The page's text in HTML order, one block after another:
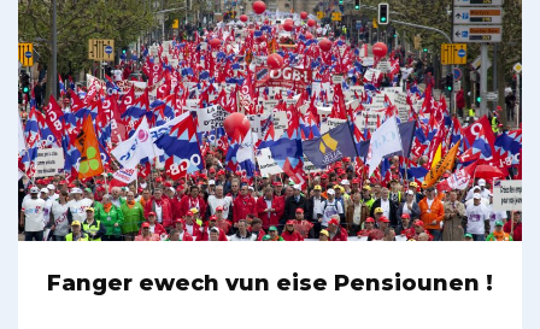
Fanger ewech vun eise Pensiounen !